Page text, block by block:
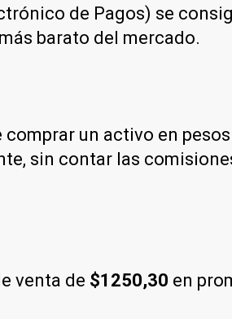
de Pagos) se
barato del mercado.
un activo en
sin contar las
venta de $1250,30 en